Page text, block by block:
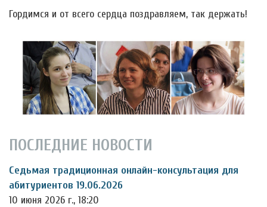
Гордимся и от всего сердца поздравляем, так держать!
ПОСЛЕДНИЕ НОВОСТИ
Седьмая традиционная онлайн-консультация для
абитуриентов 19.06.2026
10 июня 2026 г., 18:20